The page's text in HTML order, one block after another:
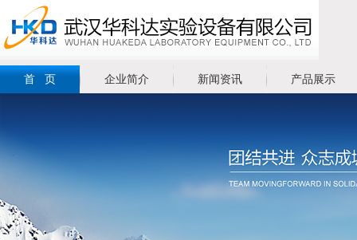
首 页 企业简介 新闻资讯 产品展示